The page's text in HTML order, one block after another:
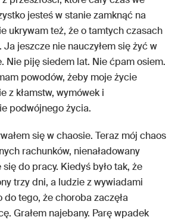
jesteś w stanie zamknąć na
ukrywam też, że o tamtych czasach
Ja jeszcze nie nauczyłem się żyć w
Nie piję siedem lat. Nie ćpam osiem.
powodów, żeby moje życie
z kłamstw, wymówek i
podwójnego życia.
się w chaosie. Teraz mój chaos
rachunków, nienaładowany
do pracy. Kiedyś było tak, że
trzy dni, a ludzie z wywiadami
do tego, że choroba zaczęła
Grałem najebany. Parę wpadek